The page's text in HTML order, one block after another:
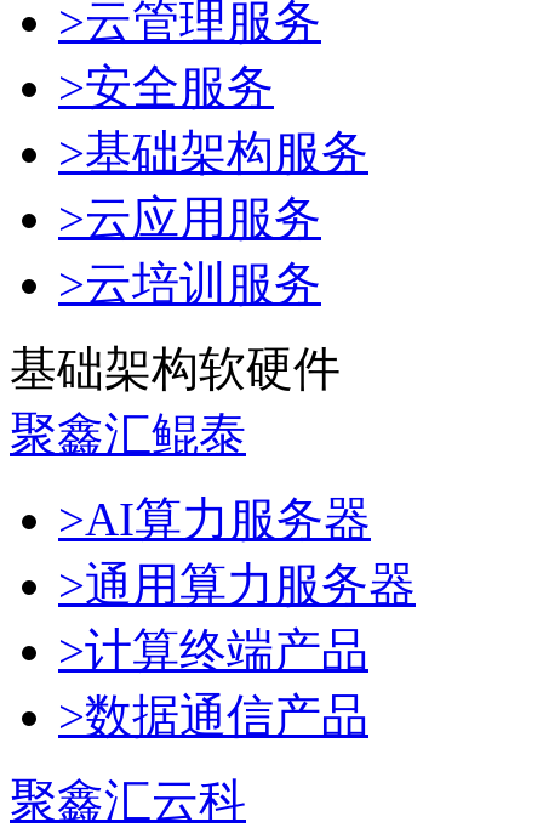
>云管理服务
>安全服务
>基础架构服务
>云应用服务
>云培训服务
基础架构软硬件
聚鑫汇鲲泰
>AI算力服务器
>通用算力服务器
>计算终端产品
>数据通信产品
聚鑫汇云科